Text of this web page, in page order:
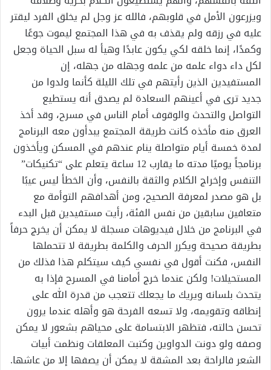
ويزرعون الأمل في قلوبهم، فالله عز وجل لم يخلق الفرد ليقتر
عليه في رزقه ولم يقذف به في هذا المجتمع ليموت جوعًا
وكمدًا، إنما خلقه لكي يكون عابدًا وهيأ له سبل الحياة وجعل
لكل داء دواء علمه من علمه وجهله من جهله، إن
المستفيدين الذين رأيتهم في تلك الليلة كأنما ولدوا من
جديد ترى في أعينهم السعادة لم يصدق أنه يستطيع
التواصل والتحدث والوقوف أمام الناس في مسرح، وقد أخذ
العرق منه مأخذه كانت طريقة المجتمع يبدأون معه البرنامج
لمدة خمسة أيام متواصلة ينام عندهم في المسكن ويأخذون
برنامجاً يوميًا مدته ما يقارب 12 ساعة يتعلم على “تكنيكات”
التنفس وإخراج الكلام والثقة بالنفس، وأن الخطأ ليس عيبًا
بل هو مصدر لمعرفة الصحيح، ومن أهدافهم التوأمة مع
متعافين سابقين من نفس الفئة، رأيت مستفيدين قبل البدء
في البرنامج من خلال فيديوهات مسجلة لا يمكن أن يخرج حرفاً
بطريقة صحيحة ويكرر الحرف والكلمة بطريقة لا تتحملها
النفس، فكنت أقول في نفسي كيف سيتكلم هذا فذلك من
المستحيلات! ولكن عندما خرج أمامنا في المسرح فإذا به
يتحدث بلسانه ويريك ما يجعلك تتعجب من قدرة الله على
إنطاقه وتقويمه، ولا تسعه الفرحة هو وأهله عندما يرون
تحسن حالته، فتظهر الابتسامة على محياهم بشعور لا يمكن
وصفه ولو دونت الدواوين وكتبت المعلقات ونظمت أبيات
الشعر فالراحة بعد المشقة لا يمكن أن يصفها إلا من عاشها.